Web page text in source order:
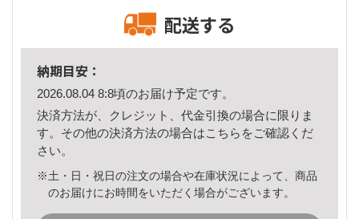
配送する
納期目安：
2026.08.04 8:8頃のお届け予定です。
決済方法が、クレジット、代金引換の場合に限りま
す。その他の決済方法の場合はこちら をご確認くだ
さい。
※土・日・祝日の注文の場合や在庫状況によって、商品
のお届けにお時間をいただく場合がございます。